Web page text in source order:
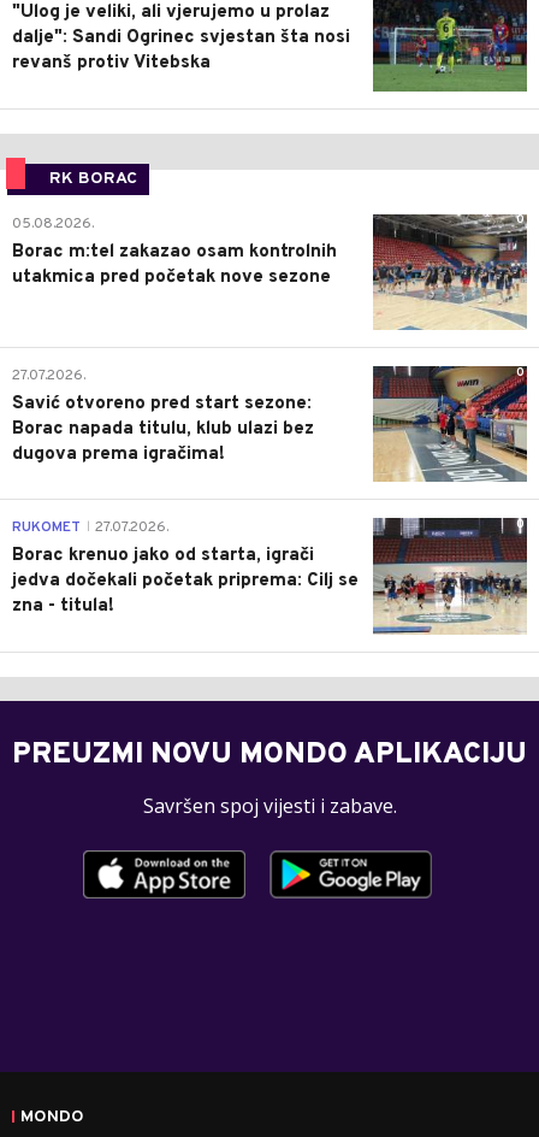
"Ulog je veliki, ali vjerujemo u prolaz
dalje": Sandi Ogrinec svjestan šta nosi
revanš protiv Vitebska
RK BORAC
0
05.08.2026.
Borac m:tel zakazao osam kontrolnih
utakmica pred početak nove sezone
0
27.07.2026.
Savić otvoreno pred start sezone:
Borac napada titulu, klub ulazi bez
dugova prema igračima!
0
RUKOMET 27.07.2026.
Borac krenuo jako od starta, igrači
jedva dočekali početak priprema: Cilj se
zna - titula!
PREUZMI NOVU MONDO APLIKACIJU
Savršen spoj vijesti i zabave.
MONDO